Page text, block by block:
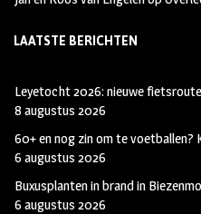
LAATSTE BERICHTEN
Leyetocht 2026: nieuwe
8 augustus 2026
60+ en nog zin om te voetballen?
6 augustus 2026
Buxusplanten in brand in
6 augustus 2026